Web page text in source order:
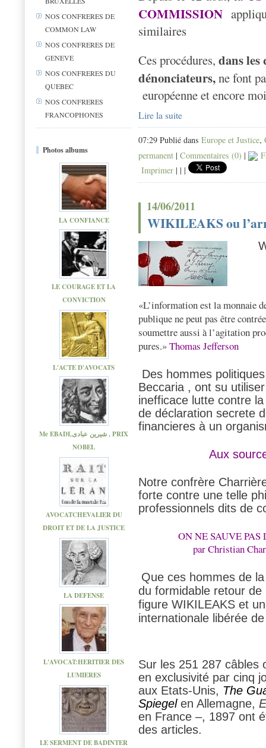
NOS CONFRERES DE
COMMON LAW
NOS CONFRERES DE
GENEVE
NOS CONFRERES DU
QUEBEC
NOS CONFRERES
FRANCOPHONES
Photos albums
LA CONFIANCE
LE COURAGE ET LA
CONVICTION
L'ACTE D'AVOCATS
Me EBADI,شیرین عبادی , PRIX
NOBEL
AVOCATCHEVALIER DU
DROIT ET DE LA JUSTICE
LA DEFENSE
L'AVOCAT:HERITIER DES
LUMIERES
LE SERMENT DE BADINTER
COMMISSION
similaires
Ces procédures, dans les
dénonciateurs,ne font
européenne et encore
Lire la suite
07:29 Publié dans Europe et Justice,
permanent | Commentaires (0) |
Imprimer | | |
14/06/2011
WIKILEAKS ou
«L’information est la monnaie
publique ne peut pas être
soumettre aussi à l’agitation
pures.»Thomas Jefferson
Des hommes
Beccaria , ont su
inefficace lutte contre
de déclaration secrete
financieres à un
Aux
Notre confrère
forte contre une telle
professionnels dits de
ON NE SAUVE
par Christian
Que ces hommes de
du formidable retour
figure WIKILEAKS et
internationale libérée
Sur les 251 287 câbles
en exclusivité par cinq
aux Etats-Unis, The
Spiegelen Allemagne,
en France –, 1897 ont
des articles.